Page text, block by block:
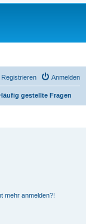
Anmelden
Registrieren
gestellte Fragen
mehr anmelden?!